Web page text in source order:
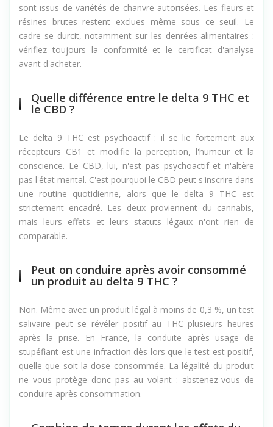
0,3 % dans le produit fini sont tolérés, et uniquement s'ils
sont issus de variétés de chanvre autorisées. Les fleurs et
résines brutes restent exclues même sous ce seuil. Le
cadre se durcit, notamment sur les denrées alimentaires :
vérifiez toujours la conformité et le certificat d'analyse
Quelle différence entre le delta 9 THC et
Le delta 9 THC est psychoactif : il se lie fortement aux
récepteurs CB1 et modifie la perception, l'humeur et la
conscience. Le CBD, lui, n'est pas psychoactif et n'altère
pas l'état mental. C'est pourquoi le CBD peut s'inscrire dans
une routine quotidienne, alors que le delta 9 THC est
strictement encadré. Les deux proviennent du cannabis,
mais leurs effets et leurs statuts légaux n'ont rien de
Peut on conduire après avoir consommé
Non. Même avec un produit légal à moins de 0,3 %, un test
salivaire peut se révéler positif au THC plusieurs heures
après la prise. En France, la conduite après usage de
stupéfiant est une infraction dès lors que le test est positif,
quelle que soit la dose consommée. La légalité du produit
ne vous protège donc pas au volant : abstenez-vous de